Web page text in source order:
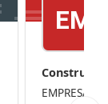
EM
EMPRESA